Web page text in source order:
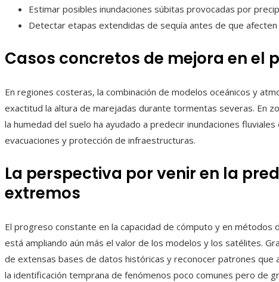
Estimar posibles inundaciones súbitas provocadas por
Detectar etapas extendidas de sequía antes de que afecten
Casos concretos de mejora en el
En regiones costeras, la combinación de modelos oceánicos y
exactitud la altura de marejadas durante tormentas severas. En
la humedad del suelo ha ayudado a predecir inundaciones
evacuaciones y protección de infraestructuras.
La perspectiva por venir en la
extremos
El progreso constante en la capacidad de cómputo y en métodos
está ampliando aún más el valor de los modelos y los satélites.
de extensas bases de datos históricas y reconocer patrones que
la identificación temprana de fenómenos poco comunes pero de